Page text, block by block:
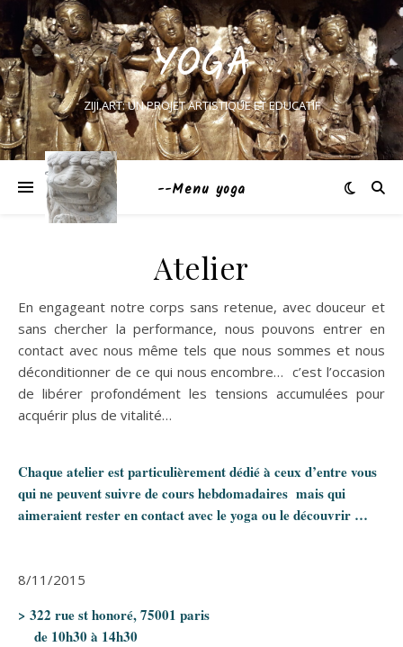
YOGA
ZIJI.ART: UN PROJET ARTISTIQUE ET EDUCATIF
--Menu yoga
Atelier
En engageant notre corps sans retenue, avec douceur et
sans chercher la performance, nous pouvons entrer en
contact avec nous même tels que nous sommes et nous
déconditionner de ce qui nous encombre… c’est l’occasion
de libérer profondément les tensions accumulées pour
acquérir plus de vitalité…
Chaque atelier est particulièrement dédié à ceux d’entre vous
qui ne peuvent suivre de cours hebdomadaires mais qui
aimeraient rester en contact avec le yoga ou le découvrir …
8/11/2015
> 322 rue st honoré, 75001 paris
de 10h30 à 14h30